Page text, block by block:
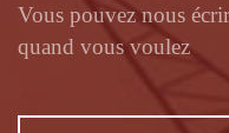
Vous pouvez nous
quand vous voulez